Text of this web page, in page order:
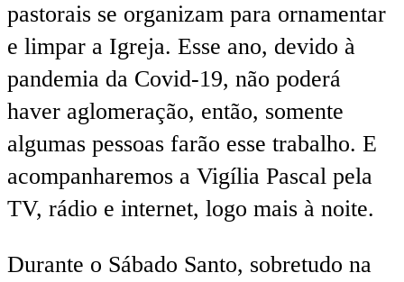
pastorais se organizam para ornamentar
e limpar a Igreja. Esse ano, devido à
pandemia da Covid-19, não poderá
haver aglomeração, então, somente
algumas pessoas farão esse trabalho. E
acompanharemos a Vigília Pascal pela
TV, rádio e internet, logo mais à noite.
Durante o Sábado Santo, sobretudo na